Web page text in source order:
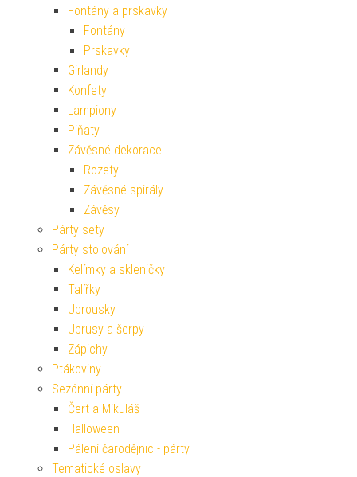
Fontány a prskavky
Fontány
Prskavky
Girlandy
Konfety
Lampiony
Piňaty
Závěsné dekorace
Rozety
Závěsné spirály
Závěsy
Párty sety
Párty stolování
Kelímky a skleničky
Talířky
Ubrousky
Ubrusy a šerpy
Zápichy
Ptákoviny
Sezónní párty
Čert a Mikuláš
Halloween
Pálení čarodějnic - párty
Tematické oslavy